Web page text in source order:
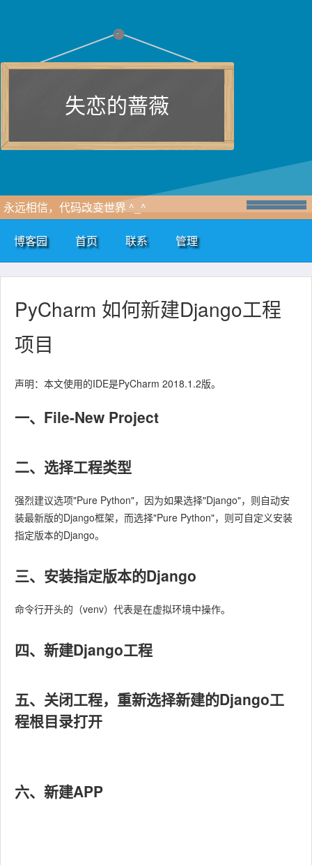
失恋的蔷薇
永远相信，代码改变世界 ^_^
博客园 首页 联系 管理
PyCharm 如何新建Django工程
项目
声明：本文使用的IDE是PyCharm 2018.1.2版。
一、File-New Project
二、选择工程类型
强烈建议选项"Pure Python"，因为如果选择"Django"，则自动安
装最新版的Django框架，而选择"Pure Python"，则可自定义安装
指定版本的Django。
三、安装指定版本的Django
命令行开头的（venv）代表是在虚拟环境中操作。
四、新建Django工程
五、关闭工程，重新选择新建的Django工
程根目录打开
六、新建APP